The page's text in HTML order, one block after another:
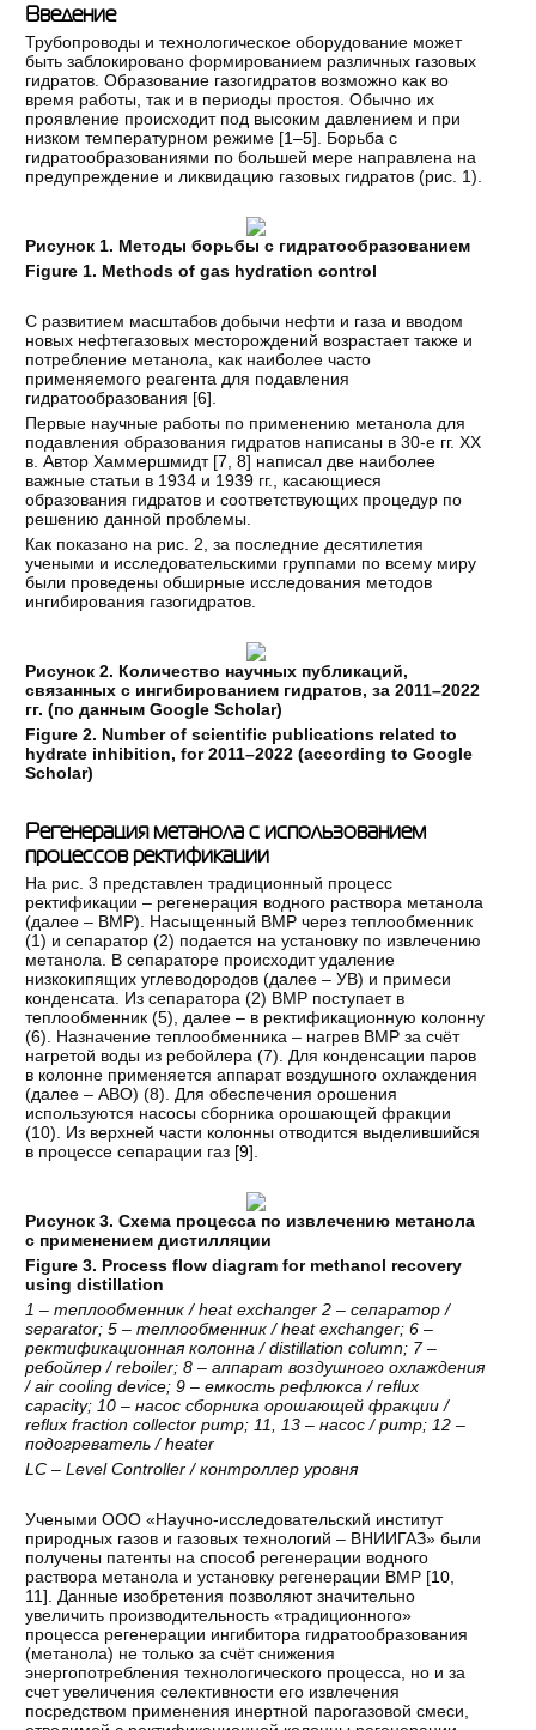
Введение
Трубопроводы и технологическое оборудование может
быть заблокировано формированием различных газовых
гидратов. Образование газогидратов возможно как во
время работы, так и в периоды простоя. Обычно их
проявление происходит под высоким давлением и при
низком температурном режиме [1–5]. Борьба с
гидратообразованиями по большей мере направлена на
предупреждение и ликвидацию газовых гидратов (рис. 1).
Рисунок 1. Методы борьбы с гидратообразованием
Figure 1. Methods of gas hydration control
С развитием масштабов добычи нефти и газа и вводом
новых нефтегазовых месторождений возрастает также и
потребление метанола, как наиболее часто
применяемого реагента для подавления
гидратообразования [6].
Первые научные работы по применению метанола для
подавления образования гидратов написаны в 30-е гг. XX
в. Автор Хаммершмидт [7 ,8] написал две наиболее
важные статьи в 1934 и 1939 гг., касающиеся
образования гидратов и соответствующих процедур по
решению данной проблемы.
Как показано на рис. 2, за последние десятилетия
учеными и исследовательскими группами по всему миру
были проведены обширные исследования методов
ингибирования газогидратов.
Рисунок 2. Количество научных публикаций,
связанных с ингибированием гидратов, за 2011–2022
гг. (по данным Google Scholar)
Figure 2. Number of scientific publications related to
hydrate inhibition, for 2011–2022 (according to Google
Scholar)
Регенерация метанола с использованием
процессов ректификации
На рис. 3 представлен традиционный процесс
ректификации – регенерация водного раствора метанола
(далее – ВМР). Насыщенный ВМР через теплообменник
(1) и сепаратор (2) подается на установку по извлечению
метанола. В сепараторе происходит удаление
низкокипящих углеводородов (далее – УВ) и примеси
конденсата. Из сепаратора (2) ВМР поступает в
теплообменник (5), далее – в ректификационную колонну
(6). Назначение теплообменника – нагрев ВМР за счёт
нагретой воды из ребойлера (7). Для конденсации паров
в колонне применяется аппарат воздушного охлаждения
(далее – АВО) (8). Для обеспечения орошения
используются насосы сборника орошающей фракции
(10). Из верхней части колонны отводится выделившийся
в процессе сепарации газ [9].
Рисунок 3. Схема процесса по извлечению метанола
с применением дистилляции
Figure 3. Process flow diagram for methanol recovery
using distillation
1 –теплообменник/ heat exchanger 2 –сепаратор/
separator; 5 –теплообменник/ heat exchanger; 6 –
ректификационная колонна / distillation column; 7 –
ребойлер/ reboiler; 8 –аппарат воздушного охлаждения
/ air cooling device; 9 –емкость рефлюкса / reflux
capacity; 10 –насос сборника орошающей фракции/
reflux fraction collector pump; 11, 13 –насос/ pump; 12 –
подогреватель/ heater
LC – Level Controller / контроллер уровня
Учеными ООО «Научно-исследовательский институт
природных газов и газовых технологий – ВНИИГАЗ» были
получены патенты на способ регенерации водного
раствора метанола и установку регенерации ВМР [10
11]. Данные изобретения позволяют значительно
увеличить производительность «традиционного»
процесса регенерации ингибитора гидратообразования
(метанола) не только за счёт снижения
энергопотребления технологического процесса, но и за
счет увеличения селективности его извлечения
посредством применения инертной парогазовой смеси,